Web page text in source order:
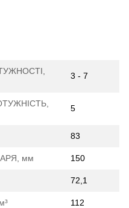
3 - 7
5
83
мм 150
72,1
112